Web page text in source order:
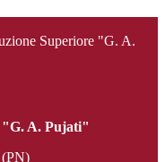
Superiore "G. A.
"G. A. Pujati"
(PN)